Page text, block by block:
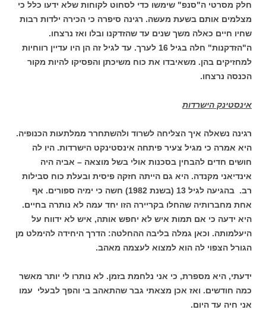
חלק מסרטי ה"סנפ" שימשו כדי לסחוט לקוחות שלא ידעו כלל כי
מצלמים אותם בשעת מעשה. רגינה סיפרה כי הכירה ילדות רבות
שחיו חיים כאלה משך שנים עד שהזדקנו ובלו ואז נרצחו.
ה"הזדקנות" חלה בגיל 16 לערך. עד לגיל זה הן היו עדיין רווחיות
למחזיקים בהן. משאיבדו את כוח משיכתן והפסיקו להיות מקור
הכנסה נרצחו.
אינסטינק הישרדות
רגינה נשאלה איך הצליחה לשרוד ולהשתחרר ממלתעות הכנופיה.
היא אמרה כי מגיל צעיר פיתחה אינסטינקט הישרדות. היו לה
חושים חדים להבחין בסכנות אולי בשל מוצאה – אביה היה
אינדיאני מקנדה. היא גם הייתה חזקה פיסית ובעלת כוח סבילות
רב. בהגיעה לגיל 13 (בשנת 1982) חשה כי ימיה ספורים. אף
אחת מחברותיה שהחלו בקריירה הזו יחד עמה לא נותרה בחיים.
היא ידעה כי אם תמות איש לא יחפש אותה, איש לא ידווח על
היעלמותה. וכאן גמלה בליבה ההחלטה: הדרך היחידה להימלט מן
הגורל הצפוי לה הוא למצוא לעצמה מאהב.
ידעתי, היא מספרת, כי אני נלחמת בזמן. לא נותרו לי יותר מאשר
כמה חודשים. ואז אכן מצאתי גבר שהתאהב בי והפך לבעלי עמו
אני חיה עד היום.